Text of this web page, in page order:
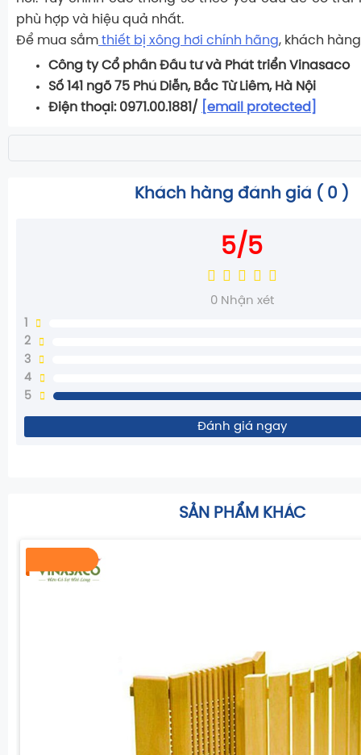
phù hợp và hiệu quả nhất.
Để mua sắm thiết bị xông hơi chính hãng, khách
Công ty Cổ phần Đầu tư và Phát triển Vinasaco
Số 141 ngõ 75 Phú Diễn, Bắc Từ Liêm, Hà Nội
Điện thoại: 0971.00.1881/
[email protected]
Khách hàng đánh giá ( 0 )
5/5
0 Nhận xét
2
3
4
5
Đánh giá ngay
SẢN PHẨM KHÁC